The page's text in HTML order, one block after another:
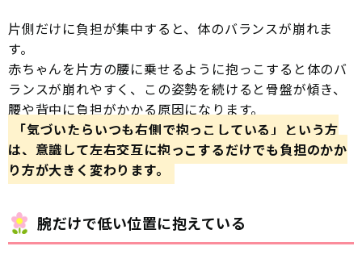
片側だけに負担が集中すると、体のバランスが崩れま
す。
赤ちゃんを片方の腰に乗せるように抱っこすると体のバ
ランスが崩れやすく、この姿勢を続けると骨盤が傾き、
腰や背中に負担がかかる原因になります。
「気づいたらいつも右側で抱っこしている」という方
は、意識して左右交互に抱っこするだけでも負担のかか
り方が大きく変わります。
腕だけで低い位置に抱えている